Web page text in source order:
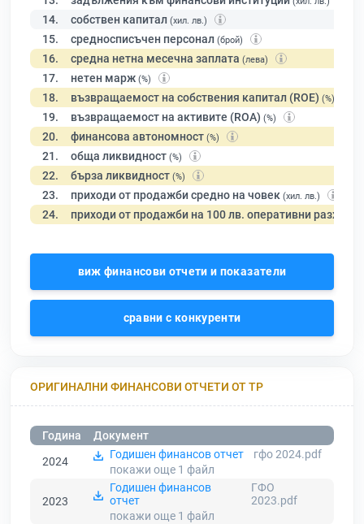
14. собствен капитал (хил. лв.)
15. средносписъчен персонал (брой)
16. средна нетна месечна заплата (лева)
17. нетен марж (%)
18. възвращаемост на собствения капитал (ROE) (%)
19. възвращаемост на активите (ROA) (%)
20. финансова автономност (%)
21. обща ликвидност (%)
22. бърза ликвидност (%)
23. приходи от продажби средно на човек (хил. лв.)
24. приходи от продажби на 100 лв. оперативни разходи
виж финансови отчети и показатели
сравни с конкуренти
ОРИГИНАЛНИ ФИНАНСОВИ ОТЧЕТИ ОТ ТР
Година
Документ
2024
Годишен финансов отчет
гфо 2024.pdf
покажи още 1 файл
2023
Годишен финансов
отчет
ГФО
2023.pdf
покажи още 1 файл